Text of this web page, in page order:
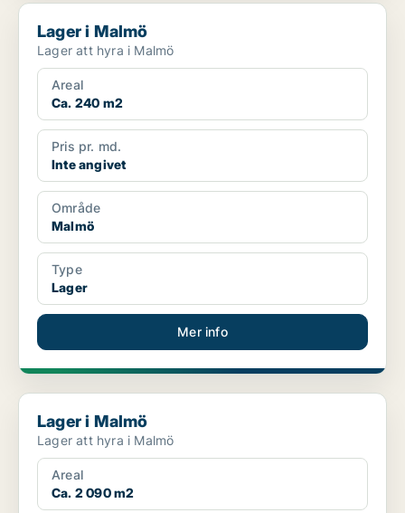
Lager i Malmö
Lager i Malmö
Lager att hyra i Malmö
Areal
Ca. 240 m2
Pris pr. md.
Inte angivet
Område
Malmö
Type
Lager
Mer info
Lager i Malmö
Lager i Malmö
Lager att hyra i Malmö
Areal
Ca. 2 090 m2